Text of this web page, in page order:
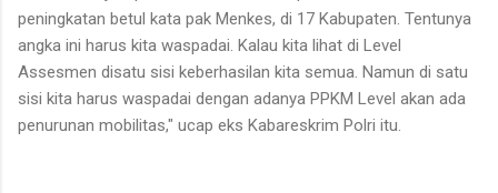
peningkatan betul kata pak Menkes, di 17 Kabupaten. Tentunya
angka ini harus kita waspadai. Kalau kita lihat di Level
Assesmen disatu sisi keberhasilan kita semua. Namun di satu
sisi kita harus waspadai dengan adanya PPKM Level akan ada
penurunan mobilitas," ucap eks Kabareskrim Polri itu.